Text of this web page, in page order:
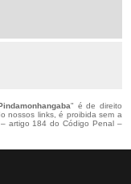
" é de direito
nossos links, é proibida sem a
artigo 184 do Código Penal –